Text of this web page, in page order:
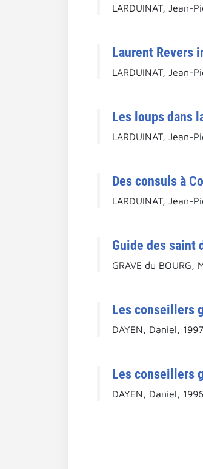
LARDUINAT, Jean-
Laurent Revers
LARDUINAT, Jean-
Les loups dans
LARDUINAT, Jean-
Des consuls à
LARDUINAT, Jean-
Guide des saint
GRAVE du BOURG,
Les conseillers
DAYEN, Daniel, 1997
Les conseillers
DAYEN, Daniel, 1996